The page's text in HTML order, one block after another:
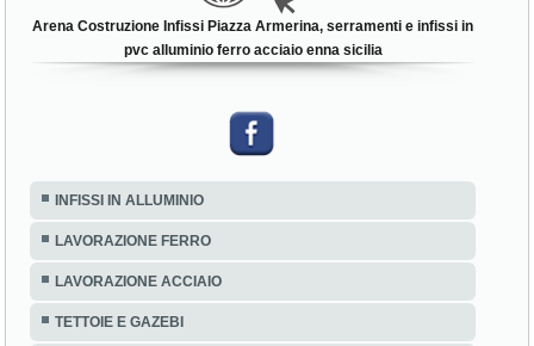
Arena Costruzione Infissi Piazza Armerina, serramenti e infissi in
pvc alluminio ferro acciaio enna sicilia
INFISSI IN ALLUMINIO
LAVORAZIONE FERRO
LAVORAZIONE ACCIAIO
TETTOIE E GAZEBI